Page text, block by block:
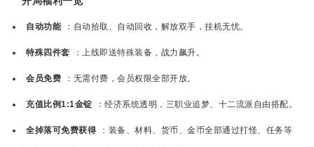
自动功能 ：自动拾取、自动回收，解放双手，挂机无忧。
特殊四件套 ：上线即送特殊装备，战力飙升。
会员免费 ：无需付费，会员权限全部开放。
充值比例1:1金锭 ：经济系统透明，三职业追梦、十二流派自由搭配。
全掉落可免费获得 ：装备、材料、货币、金币全部通过打怪、任务等